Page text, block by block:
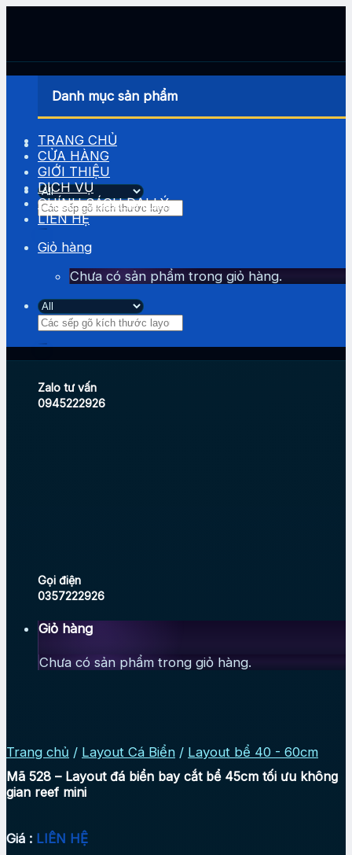
Tìm
kiếm:
Zalo tư vấn
0945222926
Gọi điện
0357222926
Giỏ hàng
Chưa có sản phẩm trong giỏ hàng.
Danh mục sản phẩm
TRANG CHỦ
CỬA HÀNG
GIỚI THIỆU
DỊCH VỤ
CHÍNH SÁCH ĐẠI LÝ
LIÊN HỆ
Giỏ hàng
Chưa có sản phẩm trong giỏ hàng.
Tìm
kiếm:
Trang chủ / Layout Cá Biển / Layout bể 40 - 60cm
Mã 528 – Layout đá biển bay cắt bể 45cm tối ưu không
gian reef mini
Giá : LIÊN HỆ